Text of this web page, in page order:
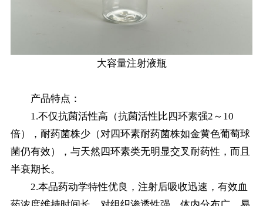
大容量注射液瓶
产品特点：
1.不仅抗菌活性高（抗菌活性比四环素强2～10
倍），耐药菌株少（对四环素耐药菌株如金黄色葡萄球
菌仍有效），与天然四环素类无明显交叉耐药性，而且
半衰期长。
2.本品药动学特性优良，注射后吸收迅速，有效血